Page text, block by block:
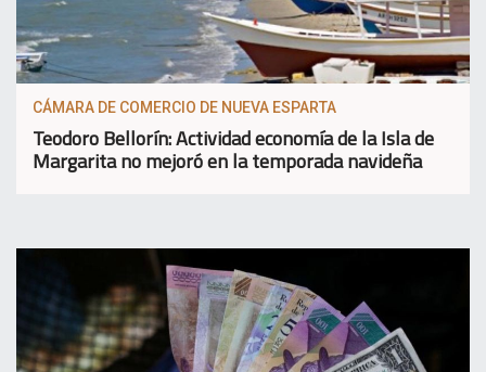
CÁMARA DE COMERCIO DE NUEVA ESPARTA
Teodoro Bellorín: Actividad economía de la Isla de
Margarita no mejoró en la temporada navideña